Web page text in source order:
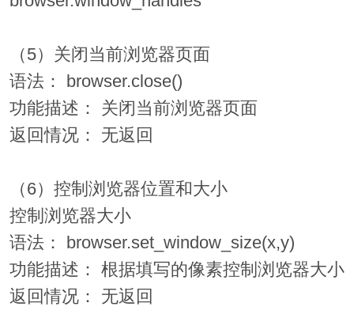
（5）关闭当前浏览器页面
语法： browser.close()
功能描述： 关闭当前浏览器页面
返回情况： 无返回
（6）控制浏览器位置和大小
控制浏览器大小
语法： browser.set_window_size(x,y)
功能描述： 根据填写的像素控制浏览器大小
返回情况： 无返回